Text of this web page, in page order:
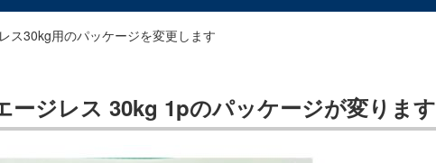
ス30kg用のパッケージを変更します
ージレス 30kg 1pのパッケージが変ります